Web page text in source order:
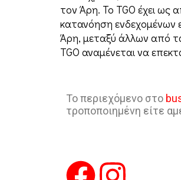
τον Άρη. Το TGO έχει ως
κατανόηση ενδεχομένων
Άρη, μεταξύ άλλων από τα
TGO αναμένεται να
Το περιεχόμενο στο
τροποποιημένη είτε